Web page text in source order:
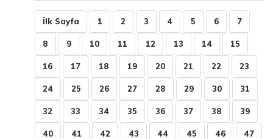
İlk Sayfa 1 2 3 4 5 6 7
8 9 10 11 12 13 14 15
16 17 18 19 20 21 22 23
24 25 26 27 28 29 30 31
32 33 34 35 36 37 38 39
40 41 42 43 44 45 46 47